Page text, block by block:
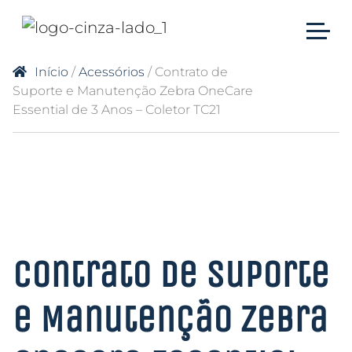
Início /Acessórios / Contrato de
Suporte e Manutenção Zebra OneCare
Essential de 3 Anos – Coletor TC21
Contrato de Suporte
e Manutenção Zebra